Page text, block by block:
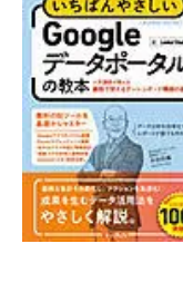
ポータル
シュボ
7月31日